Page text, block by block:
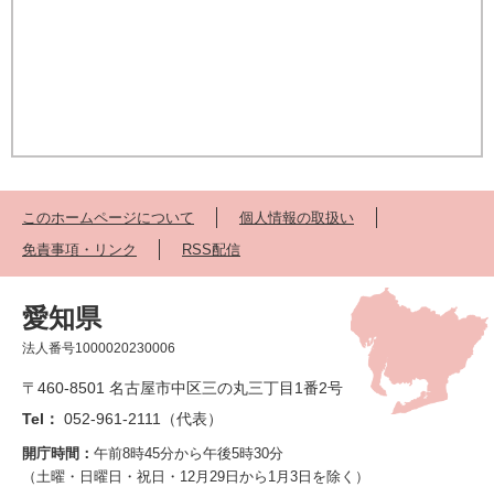
このホームページについて
個人情報の取扱い
免責事項・リンク
RSS配信
愛知県
法人番号1000020230006
〒460-8501 名古屋市中区三の丸三丁目1番2号
Tel： 052-961-2111（代表）
開庁時間： 午前8時45分から午後5時30分
（土曜・日曜日・祝日・12月29日から1月3日を除く）